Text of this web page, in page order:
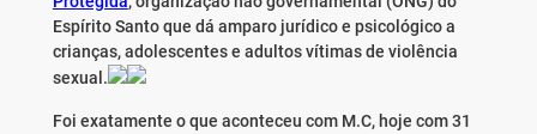
Espírito Santo que dá amparo jurídico e psicológico a
crianças, adolescentes e adultos vítimas de violência
sexual.
Foi exatamente o que aconteceu com M.C, hoje com 31